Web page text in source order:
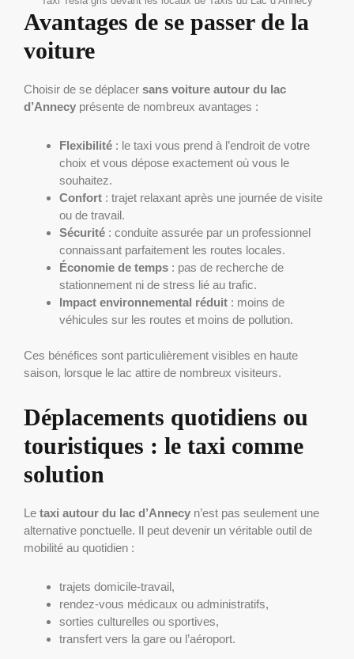
Avantages de se passer de la
voiture
Choisir de se déplacer sans voiture autour du lac
d’Annecy présente de nombreux avantages :
Flexibilité : le taxi vous prend à l’endroit de votre
choix et vous dépose exactement où vous le
souhaitez.
Confort : trajet relaxant après une journée de visite
ou de travail.
Sécurité : conduite assurée par un professionnel
connaissant parfaitement les routes locales.
Économie de temps : pas de recherche de
stationnement ni de stress lié au trafic.
Impact environnemental réduit : moins de
véhicules sur les routes et moins de pollution.
Ces bénéfices sont particulièrement visibles en haute
saison, lorsque le lac attire de nombreux visiteurs.
Déplacements quotidiens ou
touristiques : le taxi comme
solution
Le taxi autour du lac d’Annecy n’est pas seulement une
alternative ponctuelle. Il peut devenir un véritable outil de
mobilité au quotidien :
trajets domicile-travail,
rendez-vous médicaux ou administratifs,
sorties culturelles ou sportives,
transfert vers la gare ou l’aéroport.